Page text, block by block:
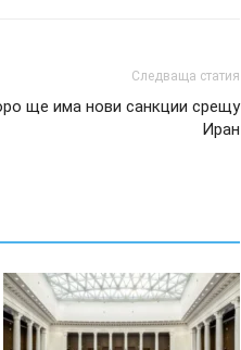
Следваща статия
ще има нови санкции срещу
Иран